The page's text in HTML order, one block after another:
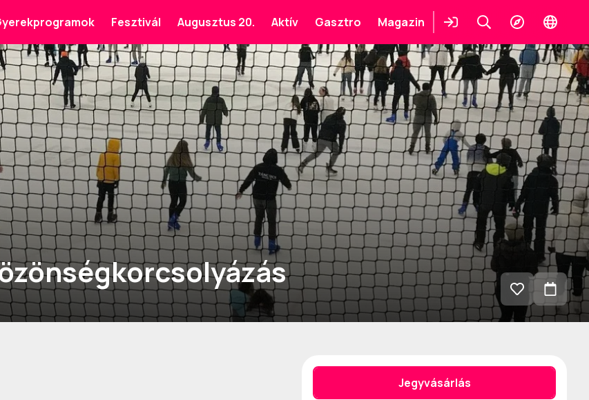
Fesztivál Augusztus 20. Aktív Gasztro Magazin
BelépésKeresésFelfedezés
Change
adom
Jegyvásárlás